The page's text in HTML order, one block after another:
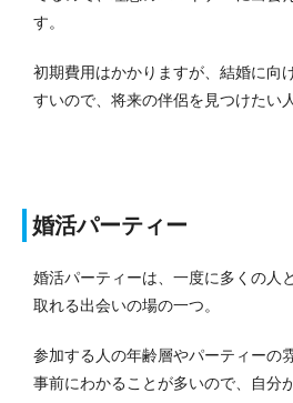
す。
初期費用はかかりますが、結婚に向
すいので、将来の伴侶を見つけたい
婚活パーティー
婚活パーティーは、一度に多くの人
取れる出会いの場の一つ。
参加する人の年齢層やパーティーの
事前にわかることが多いので、自分